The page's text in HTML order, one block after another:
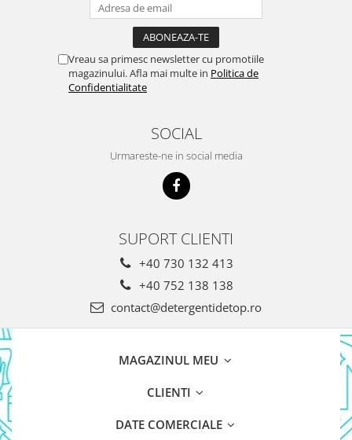
Odorizant Camera cu Betisoare
Odorizant Camera Electric
Odorizant Camera Ambi Pur
Rezerva Odorizant Camera
Rezerva Odorizant Camera Air Wick
Scutece Pampers Bebelusi
Vreau sa primesc newsletter cu promotiile
magazinului. Afla mai multe in Politica de
Confidentialitate
SOCIAL
Urmareste-ne in social media
SUPORT CLIENTI
+40 730 132 413
+40 752 138 138
contact@detergentidetop.ro
MAGAZINUL MEU
CLIENTI
DATE COMERCIALE